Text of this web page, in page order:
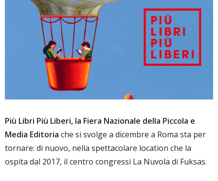
Più Libri Più Liberi, la Fiera Nazionale della Piccola e
Media Editoria che si svolge a dicembre a Roma sta per
tornare: di nuovo, nella spettacolare location che la
ospita dal 2017, il centro congressi La Nuvola di Fuksas.